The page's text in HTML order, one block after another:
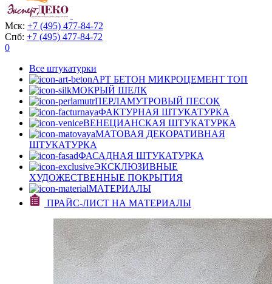
Мск: +7 (495) 477-84-72
Спб: +7 (495) 477-84-72
0
Все штукатурки
АРТ БЕТОН МИКРОЦЕМЕНТ ТОП
МОКРЫЙ ШЕЛК
ПЕРЛАМУТРОВЫЙ ПЕСОК
ФАКТУРНАЯ ШТУКАТУРКА
ВЕНЕЦИАНСКАЯ ШТУКАТУРКА
МАТОВАЯ ДЕКОРАТИВНАЯ
ШТУКАТУРКА
ФАСАДНАЯ ШТУКАТУРКА
ЭКСКЛЮЗИВНЫЕ
ХУДОЖЕСТВЕННЫЕ ПОКРЫТИЯ
МАТЕРИАЛЫ
ПРАЙС-ЛИСТ НА МАТЕРИАЛЫ